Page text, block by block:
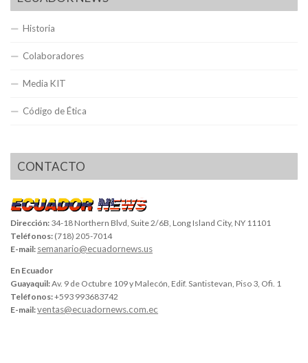
Historia
Colaboradores
Media KIT
Código de Ética
CONTACTO
Dirección: 34-18 Northern Blvd, Suite 2/6B, Long Island City, NY 11101
Teléfonos: (718) 205-7014
E-mail: semanario@ecuadornews.us
En Ecuador
Guayaquil:Av. 9 de Octubre 109 y Malecón, Edif. Santistevan, Piso 3, Ofi. 1
Teléfonos:+593 993683742
E-mail:ventas@ecuadornews.com.ec